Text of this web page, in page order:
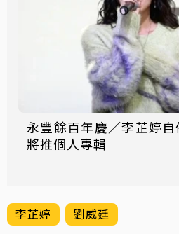
永豐餘百年慶／李芷婷自備環保
將推個人專輯
李芷婷 劉威廷